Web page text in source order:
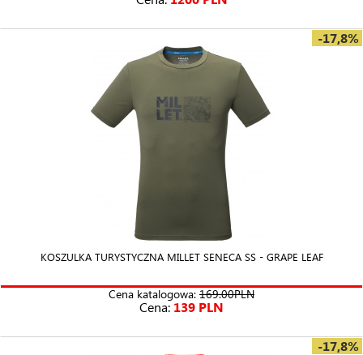
-17,8%
KOSZULKA TURYSTYCZNA MILLET SENECA SS - GRAPE LEAF
Cena katalogowa: 169.00PLN
Cena: 139 PLN
-17,8%